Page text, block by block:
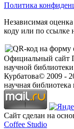
Политика
Независимая
коду или по ссылке
Официальный сайт
научной
Курбатова© 2009 -
научная
Сайт сделан на
Coffee Studio